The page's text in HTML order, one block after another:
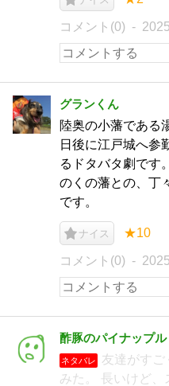
コメント(0)
グランくん
陸奥の小藩である
日後に江戸城へ参
るドタバタ劇です
のくの藩との、丁
です。
ナイス ★10
コメント(0)
酢豚のパイナップル
ネタバレ
友達がすご
みた。 長いけど